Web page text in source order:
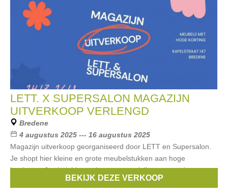
LETT. X SUPERSALON MAGAZIJN
UITVERKOOP VERLENGD
Bredene
4 augustus 2025 --- 16 augustus 2025
Magazijn uitverkoop georganiseerd door LETT en Supersalon.
Je shopt hier kleine en grote meubelstukken aan hoge
kortingen. Je vindt hier: - showroommodellen aan sterk
verminderde prijzen - nieuweBEKIJK DEZE VERKOOP